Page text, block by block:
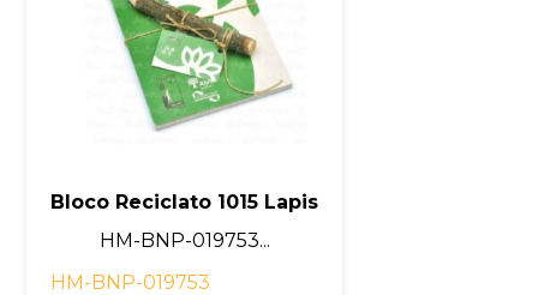
Bloco Reciclato 1015 Lapis
HM-BNP-019753...
HM-BNP-019753